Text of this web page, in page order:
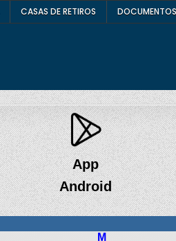
CASAS DE RETIROS
App
Android